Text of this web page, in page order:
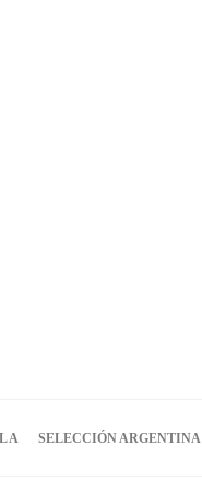
A SELECCIÓN ARGENTINA